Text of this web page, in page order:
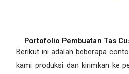
Portofolio Pembuatan Tas
Berikut ini adalah beberapa
kami produksi dan kirimkan ke